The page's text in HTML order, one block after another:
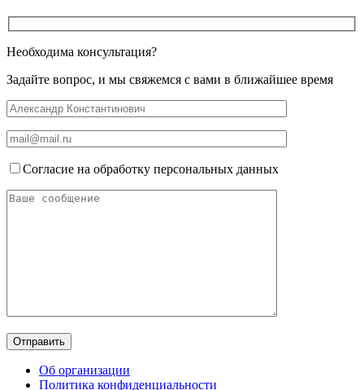
Необходима консультация?
Задайте вопрос, и мы свяжемся с вами в ближайшее время
Согласие на обработку персональных данных
Об организации
Политика конфиденциальности